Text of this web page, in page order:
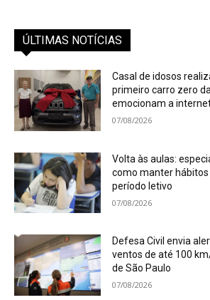
ÚLTIMAS NOTÍCIAS
Casal de idosos
primeiro carro zero
emocionam a
07/08/2026
Volta às aulas:
como manter
período letivo
07/08/2026
Defesa Civil envia
ventos de até 100
de São Paulo
07/08/2026